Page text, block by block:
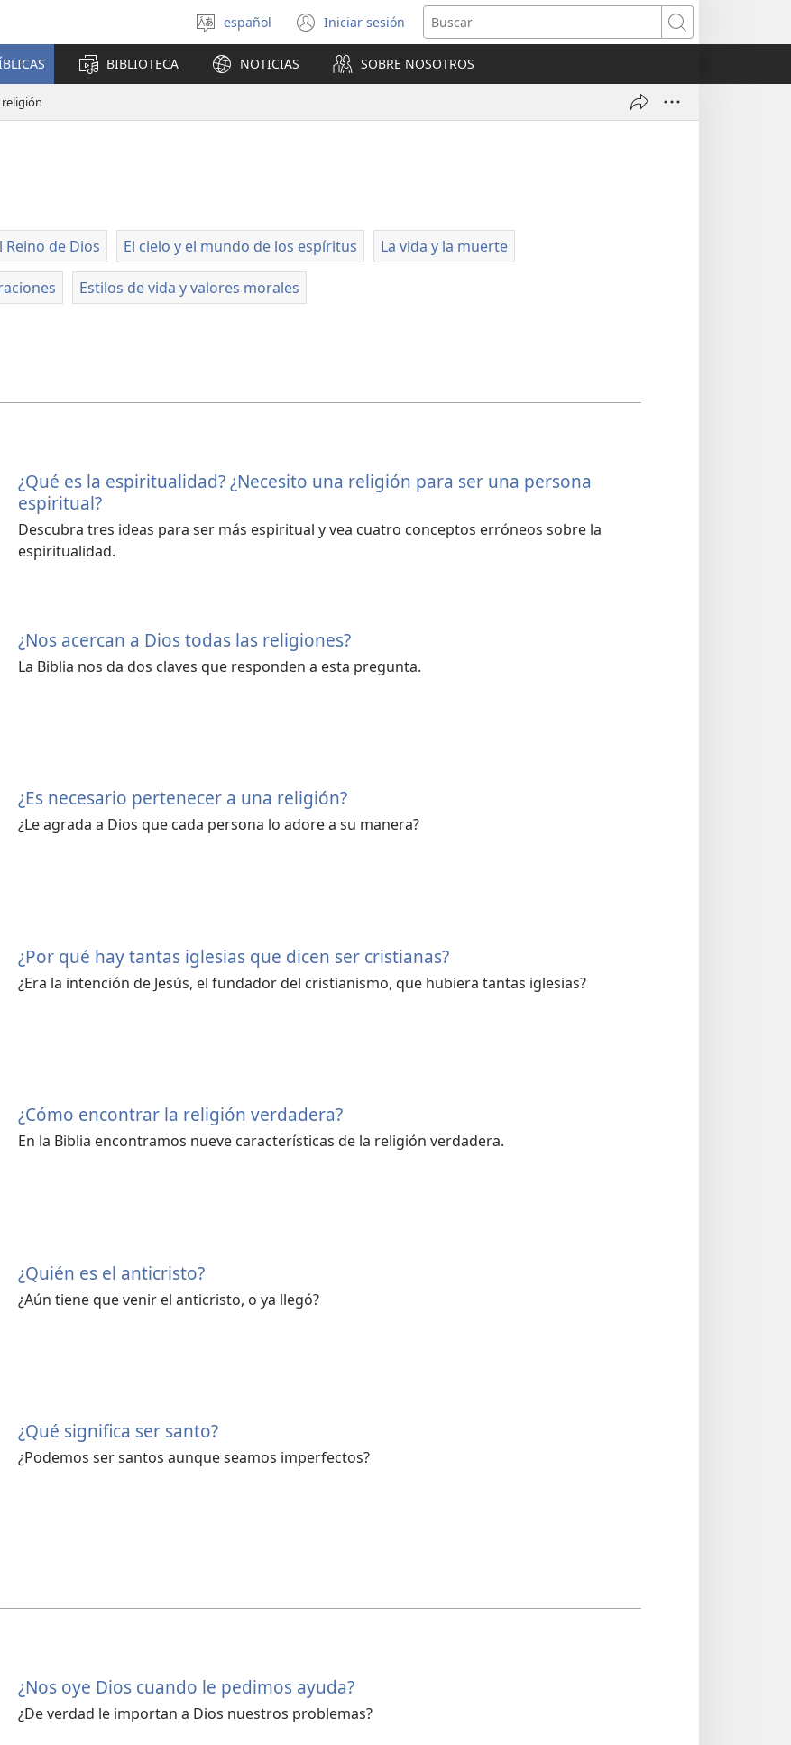
Seleccionar
idioma
español Iniciar sesión
(abre
una
nueva
ventana)
Buscar
BIBLIOTECA NOTICIAS SOBRE NOSOTROS
religión
Reino de Dios El cielo y el mundo de los espíritus La vida y la muerte
Estilos de vida y valores morales
¿Qué es la espiritualidad? ¿Necesito una religión para ser una persona
espiritual?
Descubra tres ideas para ser más espiritual y vea cuatro conceptos erróneos sobre la
espiritualidad.
¿Nos acercan a Dios todas las religiones?
La Biblia nos da dos claves que responden a esta pregunta.
¿Es necesario pertenecer a una religión?
¿Le agrada a Dios que cada persona lo adore a su manera?
¿Por qué hay tantas iglesias que dicen ser cristianas?
¿Era la intención de Jesús, el fundador del cristianismo, que hubiera tantas iglesias?
¿Cómo encontrar la religión verdadera?
En la Biblia encontramos nueve características de la religión verdadera.
¿Quién es el anticristo?
¿Aún tiene que venir el anticristo, o ya llegó?
¿Qué significa ser santo?
¿Podemos ser santos aunque seamos imperfectos?
¿Nos oye Dios cuando le pedimos ayuda?
¿De verdad le importan a Dios nuestros problemas?